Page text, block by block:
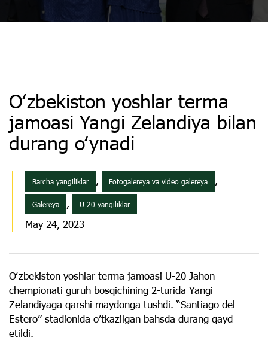
Oʻzbekiston yoshlar terma
jamoasi Yangi Zelandiya bilan
durang oʻynadi
Barcha yangiliklar , Fotogalereya va video galereya ,
Galereya , U-20 yangiliklar
May 24, 2023
Oʻzbekiston yoshlar terma jamoasi U-20 Jahon
chempionati guruh bosqichining 2-turida Yangi
Zelandiyaga qarshi maydonga tushdi. “Santiago del
Estero” stadionida o’tkazilgan bahsda durang qayd
etildi.